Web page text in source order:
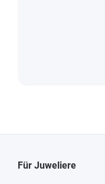
Für Juweliere